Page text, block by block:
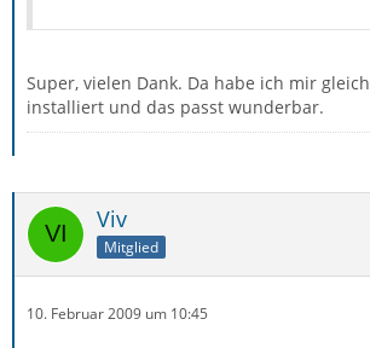
Super, vielen Dank. Da habe ich mir gleich
installiert und das passt wunderbar.
Viv
Mitglied
10. Februar 2009 um 10:45